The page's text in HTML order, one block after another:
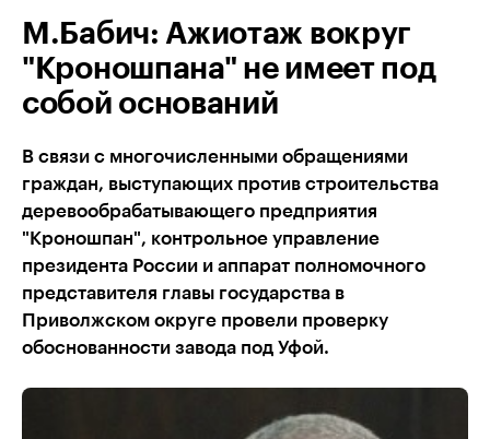
М.Бабич: Ажиотаж вокруг
"Кроношпана" не имеет под
собой оснований
В связи с многочисленными обращениями
граждан, выступающих против строительства
деревообрабатывающего предприятия
"Кроношпан", контрольное управление
президента России и аппарат полномочного
представителя главы государства в
Приволжском округе провели проверку
обоснованности завода под Уфой.